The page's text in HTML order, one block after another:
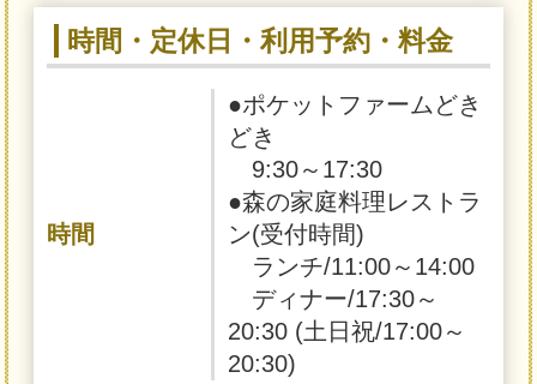
時間・定休日・利用予約・料金
時間
●ポケットファームどき
どき
9:30～17:30
●森の家庭料理レストラ
ン(受付時間)
ランチ/11:00～14:00
ディナー/17:30～
20:30 (土日祝/17:00～
20:30)